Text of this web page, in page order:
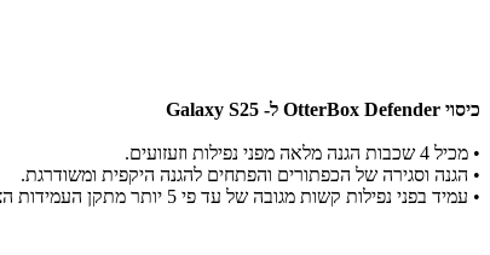
כיסוי OtterBox Defender ל- Galaxy S25
• מכיל 4 שכבות הגנה מלאה מפני נפילות וזעזועים.
• הגנה וסגירה של הכפתורים והפתחים להגנה היקפית ומשודרגת.
• עמיד בפני נפילות קשות מגובה של עד פי 5 יותר מתקן העמידות הצבאי MIL-STD-810G 516.6 להגנה מכל הכיוונים.